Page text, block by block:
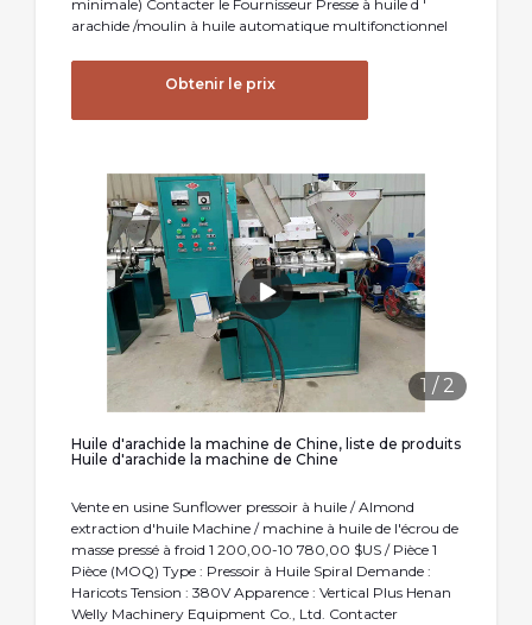
minimale) Contacter le Fournisseur Presse à huile d '
arachide /moulin à huile automatique multifonctionnel
Obtenir le prix
1 / 2
Huile d'arachide la machine de Chine, liste de produits
Huile d'arachide la machine de Chine
Vente en usine Sunflower pressoir à huile / Almond
extraction d'huile Machine / machine à huile de l'écrou de
masse pressé à froid 1 200,00-10 780,00 $US / Pièce 1
Pièce (MOQ) Type : Pressoir à Huile Spiral Demande :
Haricots Tension : 380V Apparence : Vertical Plus Henan
Welly Machinery Equipment Co., Ltd. Contacter